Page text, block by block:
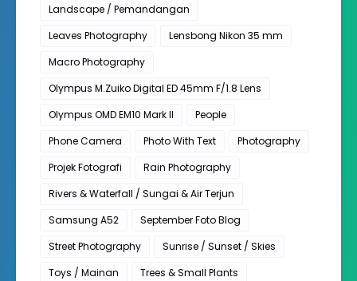
Landscape / Pemandangan
Leaves Photography
Lensbong Nikon 35 mm
Macro Photography
Olympus M.Zuiko Digital ED 45mm F/1.8 Lens
Olympus OMD EM10 Mark II
People
Phone Camera
Photo With Text
Photography
Projek Fotografi
Rain Photography
Rivers & Waterfall / Sungai & Air Terjun
Samsung A52
September Foto Blog
Street Photography
Sunrise / Sunset / Skies
Toys / Mainan
Trees & Small Plants